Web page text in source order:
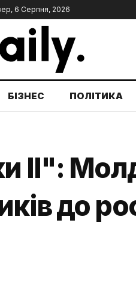
6 Серпня, 2026
БІЗНЕС ПОЛІТИКА
до